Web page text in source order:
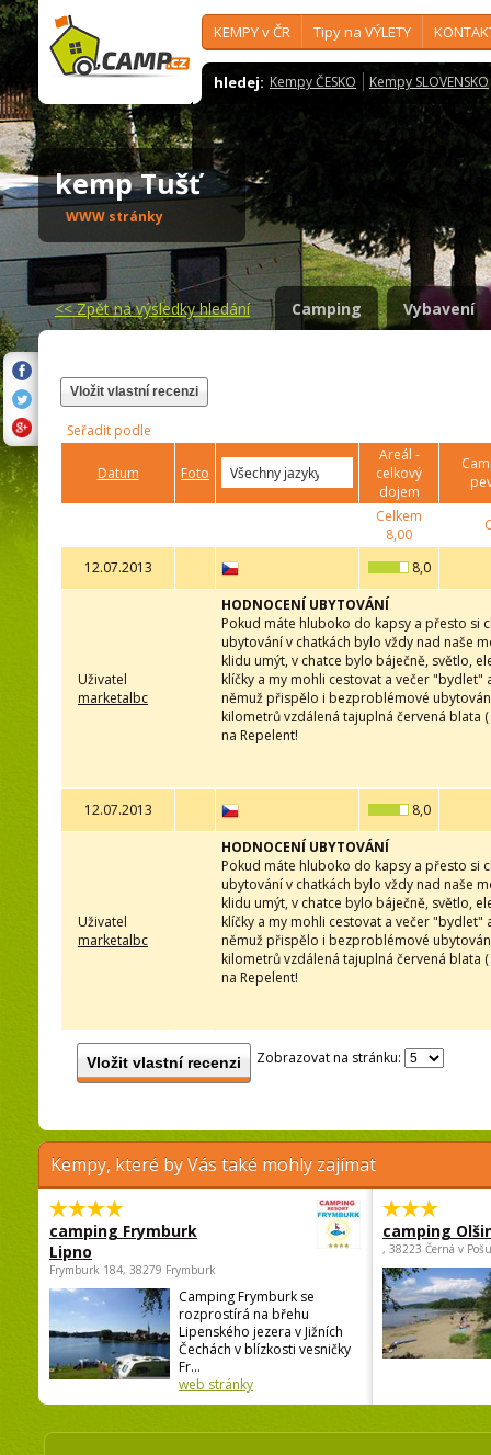
KEMPY v ČR Tipy na VÝLETY
hledej: Kempy ČESKO Kempy SLOVENSKO
kemp Tušť
WWW stránky
<<Zpět na výsledky hledání Camping Vybavení
Vložit vlastní recenzi
Seřadit podle
Datum Foto
Areál -
celkový
dojem
Celkem
8,00
12.07.2013 8,0
Uživatel
marketalbc
HODNOCENÍ UBYTOVÁNÍ
Pokud máte hluboko do kapsy a přesto si
ubytování v chatkách bylo vždy nad naše
klidu umýt, v chatce bylo báječně, světlo,
klíčky a my mohli cestovat a večer "bydlet"
němuž přispělo i bezproblémové
kilometrů vzdálená tajuplná červená blata
na Repelent!
12.07.2013 8,0
Uživatel
marketalbc
HODNOCENÍ UBYTOVÁNÍ
Pokud máte hluboko do kapsy a přesto si
ubytování v chatkách bylo vždy nad naše
klidu umýt, v chatce bylo báječně, světlo,
klíčky a my mohli cestovat a večer "bydlet"
němuž přispělo i bezproblémové
kilometrů vzdálená tajuplná červená blata
na Repelent!
Vložit vlastní recenzi Zobrazovat na stránku:
Kempy, které by Vás také mohly zajímat
camping Frymburk
Lipno
Frymburk 184, 38279 Frymburk
Camping Frymburk se
rozprostírá na břehu
Lipenského jezera v Jižních
Čechách v blízkosti vesničky
Fr...
web stránky
camping
, 38223 Černá v